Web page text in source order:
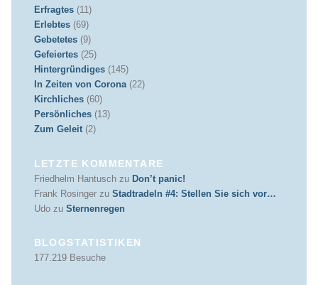
Erfragtes(11)
Erlebtes(69)
Gebetetes(9)
Gefeiertes(25)
Hintergründiges(145)
In Zeiten von Corona(22)
Kirchliches(60)
Persönliches(13)
Zum Geleit(2)
LETZTE KOMMENTARE
Friedhelm Hantuschzu Don’t panic!
Frank Rosingerzu Stadtradeln #4: Stellen Sie sich vor…
Udozu Sternenregen
BLOGSTATISTIKEN
177.219 Besuche